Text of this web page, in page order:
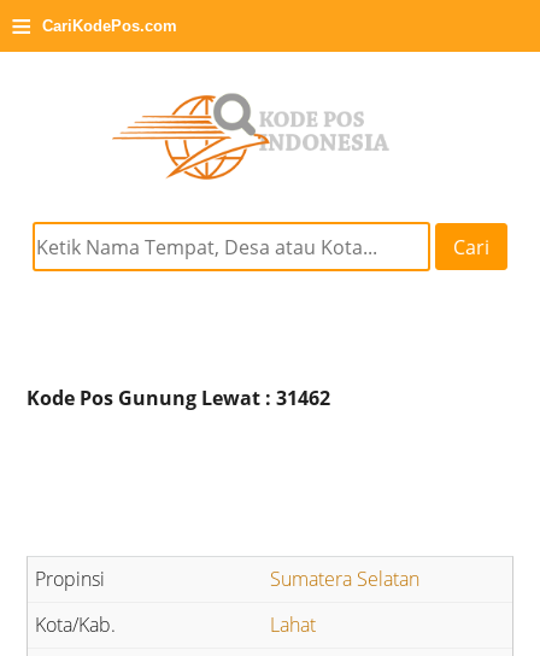
≡ CariKodePos.com
Cari
Kode Pos Gunung Lewat : 31462
Sumatera Selatan
Lahat